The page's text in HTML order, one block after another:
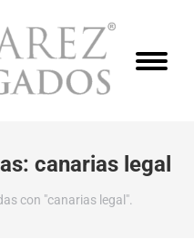
canarias legal
con "canarias legal".